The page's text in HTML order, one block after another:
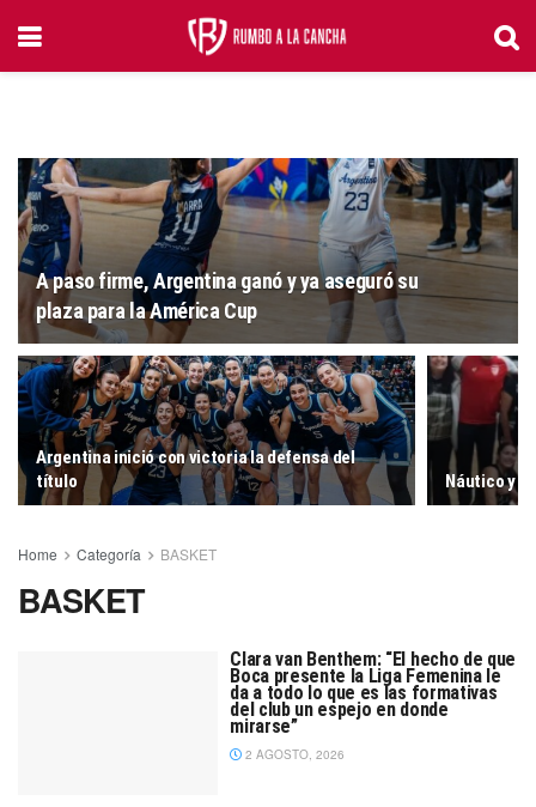
A paso firme, Argentina ganó y ya aseguró su
plaza para la América Cup
Argentina inició con victoria la defensa del
título
Náutico y
Home Categoría BASKET
BASKET
Clara van Benthem: “El hecho de que
Boca presente la Liga Femenina le
da a todo lo que es las formativas
del club un espejo en donde
mirarse”
2 AGOSTO, 2026